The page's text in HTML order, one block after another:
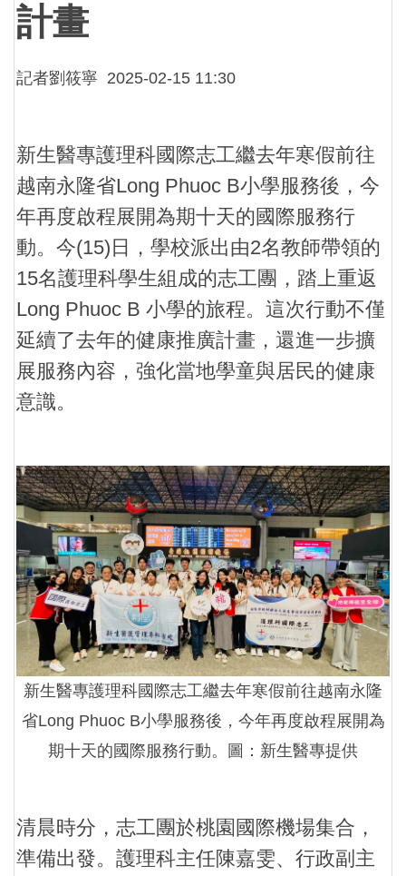
計畫
記者劉筱寧 2025-02-15 11:30
新生醫專護理科國際志工繼去年寒假前往
越南永隆省Long Phuoc B小學服務後，今
年再度啟程展開為期十天的國際服務行
動。今(15)日，學校派出由2名教師帶領的
15名護理科學生組成的志工團，踏上重返
Long Phuoc B 小學的旅程。這次行動不僅
延續了去年的健康推廣計畫，還進一步擴
展服務內容，強化當地學童與居民的健康
意識。
新生醫專護理科國際志工繼去年寒假前往越南永隆
省Long Phuoc B小學服務後，今年再度啟程展開為
期十天的國際服務行動。圖：新生醫專提供
清晨時分，志工團於桃園國際機場集合，
準備出發。護理科主任陳嘉雯、行政副主